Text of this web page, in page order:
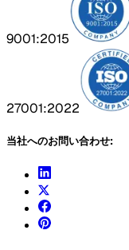
9001:2015
27001:2022
当社へのお問い合わせ: